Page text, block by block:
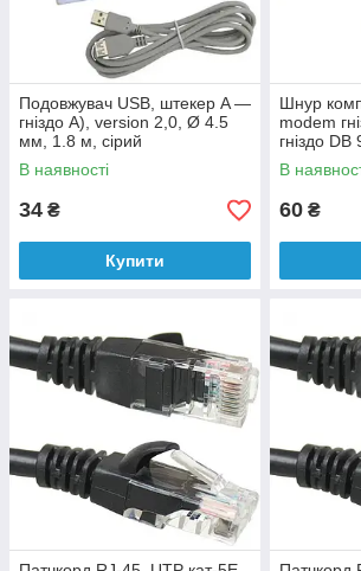
Подовжувач USB, штекер A —
гніздо А), version 2,0, Ø 4.5
мм, 1.8 м, сірий
В наявності
34 ₴
Купити
Шнур
modem
гніздо DB
діам.-
В
60 ₴